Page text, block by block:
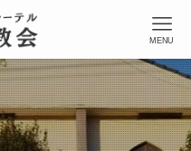
MENU